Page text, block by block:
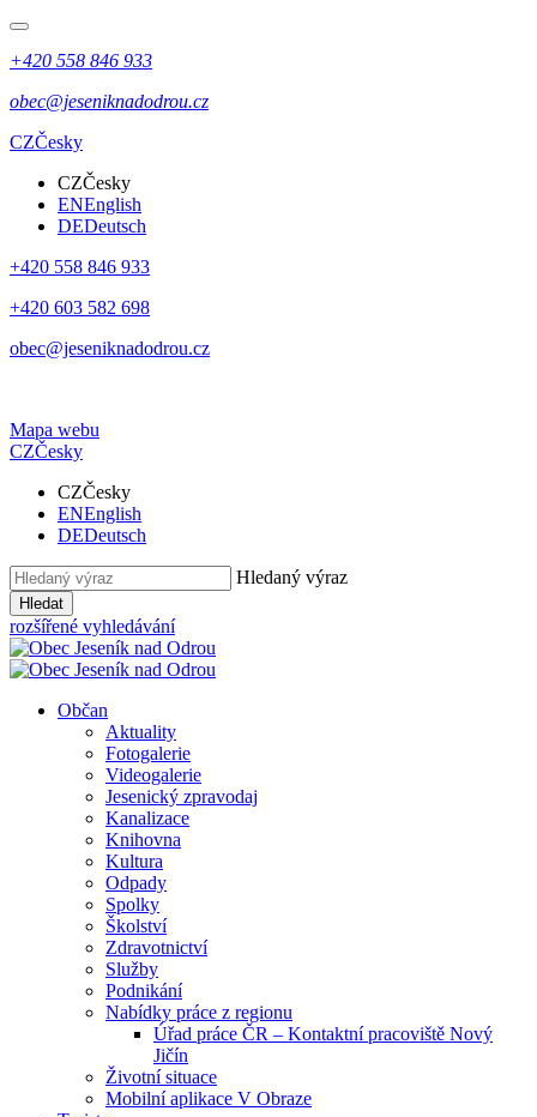
+420 558 846 933
obec@jeseniknadodrou.cz
CZČesky
CZČesky
ENEnglish
DEDeutsch
+420 558 846 933
+420 603 582 698
obec@jeseniknadodrou.cz
Mapa webu
CZČesky
CZČesky
ENEnglish
DEDeutsch
Hledaný výraz
Hledat
rozšířené vyhledávání
Občan
Aktuality
Fotogalerie
Videogalerie
Jesenický zpravodaj
Kanalizace
Knihovna
Kultura
Odpady
Spolky
Školství
Zdravotnictví
Služby
Podnikání
Nabídky práce z regionu
Úřad práce ČR – Kontaktní pracoviště Nový
Jičín
Životní situace
Mobilní aplikace V Obraze